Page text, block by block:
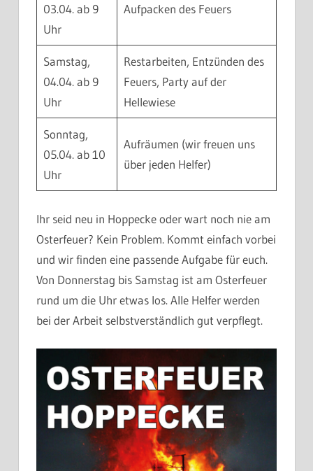
03.04. ab 9
Uhr
Aufpacken des Feuers
Samstag,
04.04. ab 9
Uhr
Restarbeiten, Entzünden des
Feuers, Party auf der
Hellewiese
Sonntag,
05.04. ab 10
Uhr
Aufräumen (wir freuen uns
über jeden Helfer)
Ihr seid neu in Hoppecke oder wart noch nie am
Osterfeuer? Kein Problem. Kommt einfach vorbei
und wir finden eine passende Aufgabe für euch.
Von Donnerstag bis Samstag ist am Osterfeuer
rund um die Uhr etwas los. Alle Helfer werden
bei der Arbeit selbstverständlich gut verpflegt.